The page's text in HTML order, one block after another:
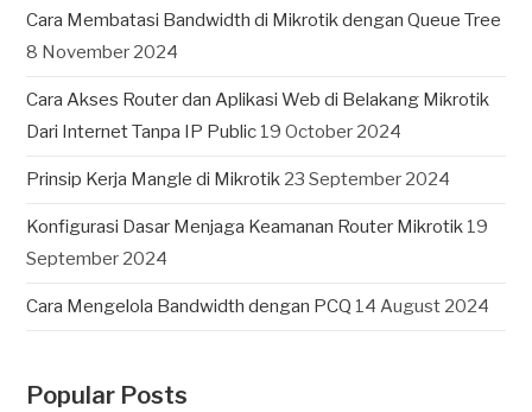
Cara Membatasi Bandwidth di Mikrotik dengan Queue Tree
8 November 2024
Cara Akses Router dan Aplikasi Web di Belakang Mikrotik
Dari Internet Tanpa IP Public 19 October 2024
Prinsip Kerja Mangle di Mikrotik 23 September 2024
Konfigurasi Dasar Menjaga Keamanan Router Mikrotik 19
September 2024
Cara Mengelola Bandwidth dengan PCQ 14 August 2024
Popular Posts